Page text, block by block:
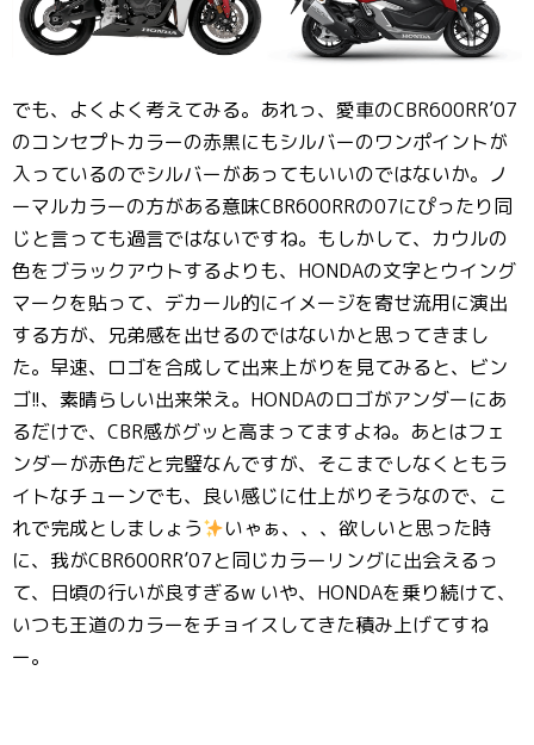
でも、よくよく考えてみる。あれっ、愛車のCBR600RR’07
のコンセプトカラーの赤黒にもシルバーのワンポイントが
入っているのでシルバーがあってもいいのではないか。ノ
ーマルカラーの方がある意味CBR600RRの07にぴったり同
じと言っても過言ではないですね。もしかして、カウルの
色をブラックアウトするよりも、HONDAの文字とウイング
マークを貼って、デカール的にイメージを寄せ流用に演出
する方が、兄弟感を出せるのではないかと思ってきまし
た。早速、ロゴを合成して出来上がりを見てみると、ビン
ゴ!!、素晴らしい出来栄え。HONDAのロゴがアンダーにあ
るだけで、CBR感がグッと高まってますよね。あとはフェ
ンダーが赤色だと完璧なんですが、そこまでしなくともラ
イトなチューンでも、良い感じに仕上がりそうなので、こ
れで完成としましょう
いゃぁ、、、欲しいと思った時
に、我がCBR600RR’07と同じカラーリングに出会えるっ
て、日頃の行いが良すぎるw いや、HONDAを乗り続けて、
いつも王道のカラーをチョイスしてきた積み上げてすね
ー。